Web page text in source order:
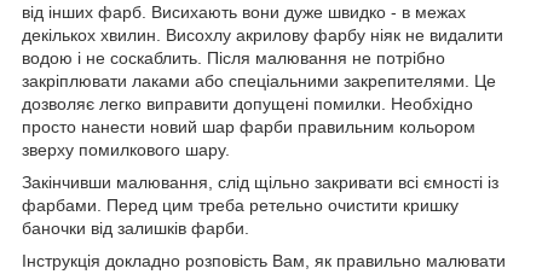
від інших фарб. Висихають вони дуже швидко - в межах
декількох хвилин. Висохлу акрилову фарбу ніяк не видалити
водою і не соскаблить. Після малювання не потрібно
закріплювати лаками або спеціальними закрепителями. Це
дозволяє легко виправити допущені помилки. Необхідно
просто нанести новий шар фарби правильним кольором
зверху помилкового шару.
Закінчивши малювання, слід щільно закривати всі ємності із
фарбами. Перед цим треба ретельно очистити кришку
баночки від залишків фарби.
Інструкція докладно розповість Вам, як правильно малювати